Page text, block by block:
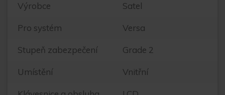
Výrobce Satel
Pro systém Versa
Stupeň zabezpečení Grade 2
Umístění Vnitřní